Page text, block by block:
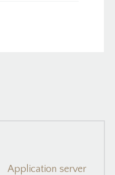
Application server